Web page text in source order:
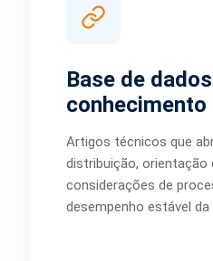
Base de
conhecimento
Artigos técnicos que
distribuição, orientação
considerações de
desempenho estável da